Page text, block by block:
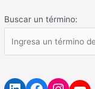
Buscar un término: